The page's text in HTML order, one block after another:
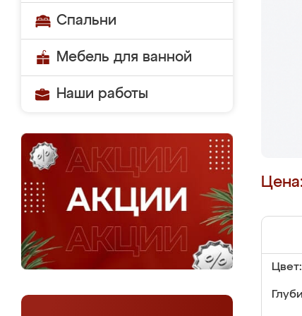
Спальни
Мебель для ванной
Наши работы
Цвет: